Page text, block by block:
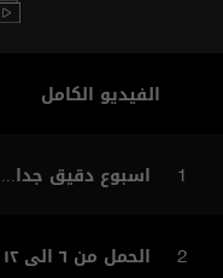
الفيديو الكامل
1 اسبوع دقيق
2 الحمل من ٦ الى ١٢ حزيران ٢٠٢٦